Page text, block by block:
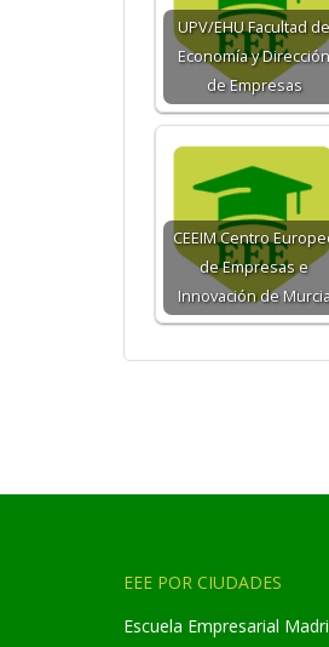
UPV/EHU Facultad de
Economía y Dirección
de Empresas
CEEIM Centro
de Empresas e
Innovación de
EEE POR CIUDADES
Escuela Empresarial